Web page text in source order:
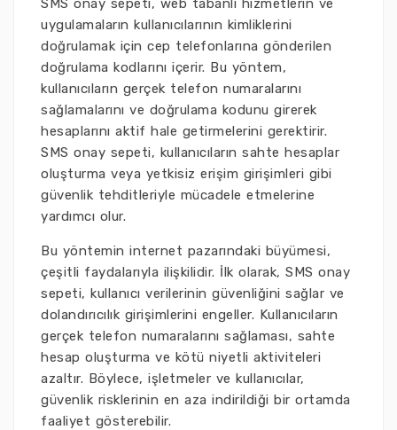
SMS onay sepeti, web tabanlı hizmetlerin ve
uygulamaların kullanıcılarının kimliklerini
doğrulamak için cep telefonlarına gönderilen
doğrulama kodlarını içerir. Bu yöntem,
kullanıcıların gerçek telefon numaralarını
sağlamalarını ve doğrulama kodunu girerek
hesaplarını aktif hale getirmelerini gerektirir.
SMS onay sepeti, kullanıcıların sahte hesaplar
oluşturma veya yetkisiz erişim girişimleri gibi
güvenlik tehditleriyle mücadele etmelerine
yardımcı olur.
Bu yöntemin internet pazarındaki büyümesi,
çeşitli faydalarıyla ilişkilidir. İlk olarak, SMS onay
sepeti, kullanıcı verilerinin güvenliğini sağlar ve
dolandırıcılık girişimlerini engeller. Kullanıcıların
gerçek telefon numaralarını sağlaması, sahte
hesap oluşturma ve kötü niyetli aktiviteleri
azaltır. Böylece, işletmeler ve kullanıcılar,
güvenlik risklerinin en aza indirildiği bir ortamda
faaliyet gösterebilir.